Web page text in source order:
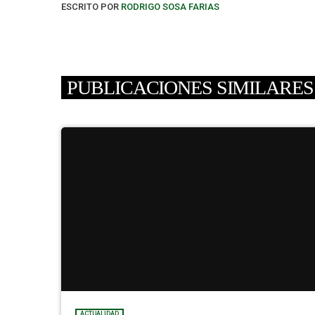
ESCRITO POR RODRIGO SOSA FARIAS
PUBLICACIONES SIMILARES